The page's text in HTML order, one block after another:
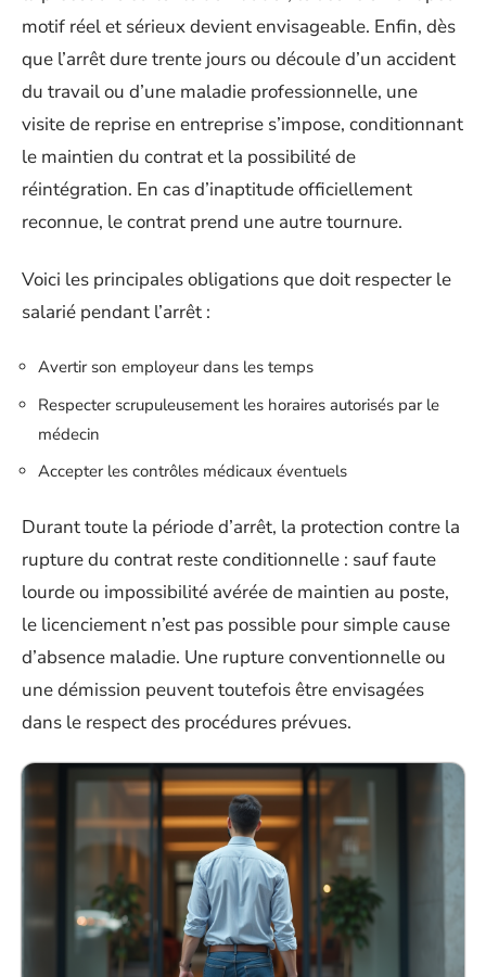
motif réel et sérieux devient envisageable. Enfin, dès
que l’arrêt dure trente jours ou découle d’un accident
du travail ou d’une maladie professionnelle, une
visite de reprise en entreprise s’impose, conditionnant
le maintien du contrat et la possibilité de
réintégration. En cas d’inaptitude officiellement
reconnue, le contrat prend une autre tournure.
Voici les principales obligations que doit respecter le
salarié pendant l’arrêt :
Avertir son employeur dans les temps
Respecter scrupuleusement les horaires autorisés par le
médecin
Accepter les contrôles médicaux éventuels
Durant toute la période d’arrêt, la protection contre la
rupture du contrat reste conditionnelle : sauf faute
lourde ou impossibilité avérée de maintien au poste,
le licenciement n’est pas possible pour simple cause
d’absence maladie. Une rupture conventionnelle ou
une démission peuvent toutefois être envisagées
dans le respect des procédures prévues.